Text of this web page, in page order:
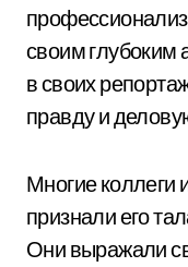
своим глубоким
в своих
правду и
Многие коллеги
признали его
Они выражали